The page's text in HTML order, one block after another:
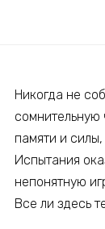
Никогда не
сомнительную
памяти и силы,
Испытания
непонятную
Все ли здесь